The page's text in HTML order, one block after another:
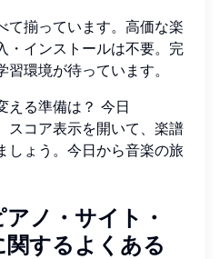
て揃っています。高価な楽
・インストールは不要。完
環境が待っています。
える準備は？ 今日
スコア表示を開いて、楽譜
しょう。今日から音楽の旅
ノ・サイト・
するよくある